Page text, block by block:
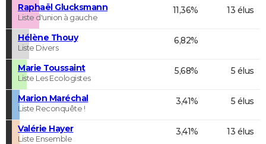
Raphaël Glucksmann
Liste d'union à gauche
11,36% 13 élus
Hélène Thouy
Liste Divers
6,82%
Marie Toussaint
Liste Les Ecologistes
5,68% 5 élus
Marion Maréchal
Liste Reconquête !
3,41% 5 élus
Valérie Hayer
Liste Ensemble
3,41% 13 élus